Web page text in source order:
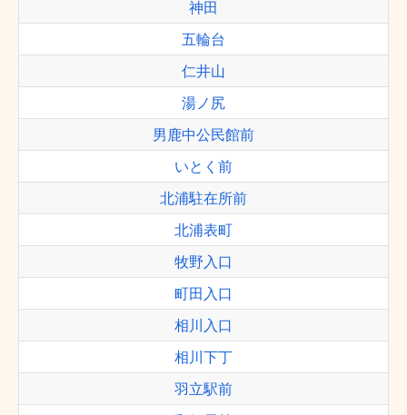
神田
五輪台
仁井山
湯ノ尻
男鹿中公民館前
いとく前
北浦駐在所前
北浦表町
牧野入口
町田入口
相川入口
相川下丁
羽立駅前